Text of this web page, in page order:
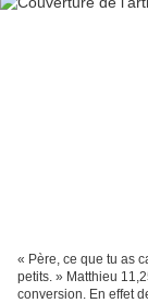
« Père, ce que tu as
petits. » Matthieu
conversion. En effet